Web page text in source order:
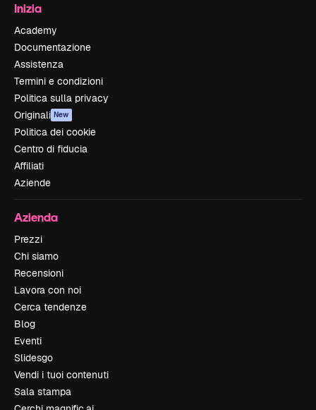
Inizia
Academy
Documentazione
Assistenza
Termini e condizioni
Politica sulla privacy
Originali New
Politica dei cookie
Centro di fiducia
Affiliati
Aziende
Azienda
Prezzi
Chi siamo
Recensioni
Lavora con noi
Cerca tendenze
Blog
Eventi
Slidesgo
Vendi i tuoi contenuti
Sala stampa